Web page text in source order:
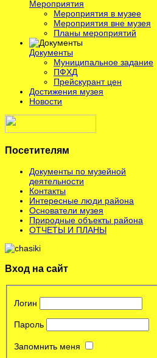
Мероприятия
Мероприятия в музее
Мероприятия вне музея
Планы мероприятий
Документы
Муниципальное задание
ПФХД
Прейскурант цен
Достижения музея
Новости
Посетителям
Документы по музейной
деятельности
Контакты
Интересные люди района
Основатели музея
Природные объекты района
ОТЧЕТЫ И ПЛАНЫ
Вход на сайт
Логин
Пароль
Запомнить меня